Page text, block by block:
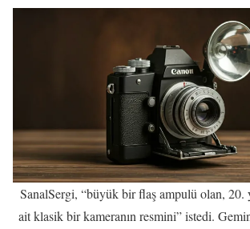
SanalSergi, “büyük bir flaş ampulü olan, 20.
ait klasik bir kameranın resmini” istedi.